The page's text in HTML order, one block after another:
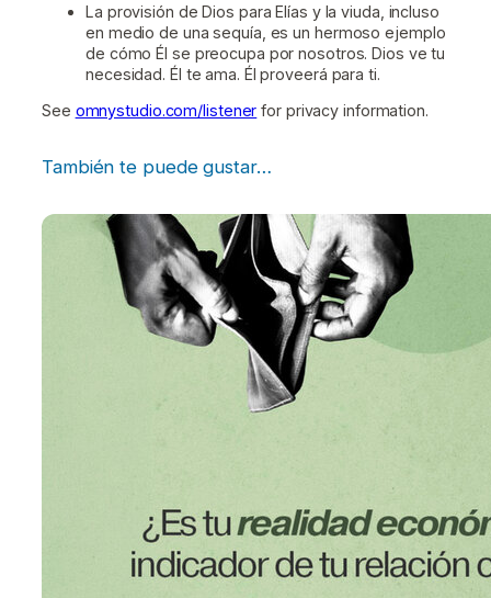
La provisión de Dios para Elías y la viuda, incluso
en medio de una sequía, es un hermoso ejemplo
de cómo Él se preocupa por nosotros. Dios ve tu
necesidad. Él te ama. Él proveerá para ti.
See omnystudio.com/listener for privacy information.
También te puede gustar…